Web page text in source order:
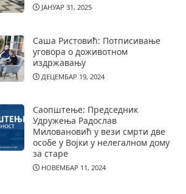
ЈАНУАР 31, 2025
Саша Ристовић: Потписивање
уговора о доживотном
издржавању
ДЕЦЕМБАР 19, 2024
Саопштење: Председник
Удружења Радослав
Миловановић у вези смрти две
особе у Војки у нелегалном дому
за старе
НОВЕМБАР 11, 2024